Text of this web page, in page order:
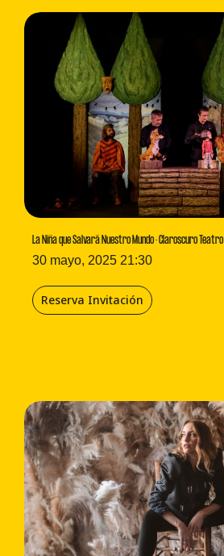
La Niña que Salvará Nuestro Mundo · Claroscuro Teatro
30 mayo, 2025 21:30
Reserva Invitación